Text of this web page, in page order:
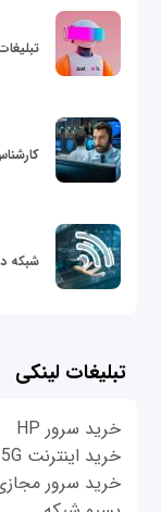
شبکه
تبلیغات لینکی
خرید سرور HP
خرید اینترنت 5G
خرید سرور